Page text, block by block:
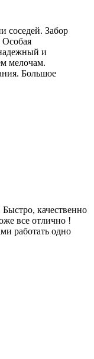
соседей. Забор
Особая
и
мелочам.
Большое
качественно
все отлично !
работать одно